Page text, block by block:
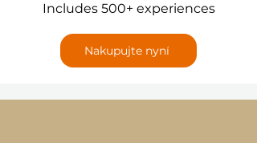
Includes 500+ experiences
Nakupujte nyní